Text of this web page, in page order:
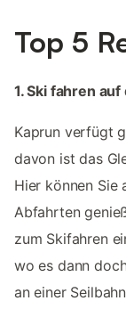
Top 5
1. Ski fahren
Kaprun verfügt
davon ist das
Hier können Sie
Abfahrten
zum Skifahren
wo es dann
an einer